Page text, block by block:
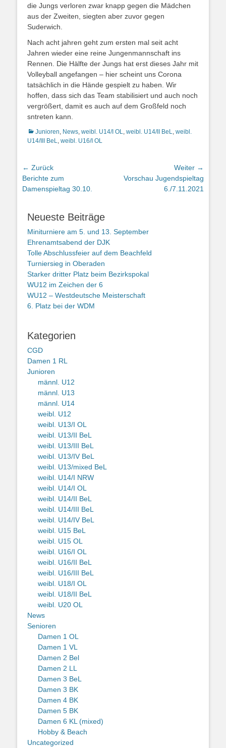
die Jungs verloren zwar knapp gegen die Mädchen
aus der Zweiten, siegten aber zuvor gegen
Suderwich.
Nach acht jahren geht zum ersten mal seit acht
Jahren wieder eine reine Jungenmannschaft ins
Rennen. Die Hälfte der Jungs hat erst dieses Jahr mit
Volleyball angefangen – hier scheint uns Corona
tatsächlich in die Hände gespielt zu haben. Wir
hoffen, dass sich das Team stabilisiert und auch noch
vergrößert, damit es auch auf dem Großfeld noch
sntreten kann.
Kategorien
Junioren News weibl. U14/I OL weibl. U14/II BeL
weibl.
U14/III BeL
weibl. U16/I OL
Beitragsnavigation
← Zurück
Vorheriger
Beitrag:
Berichte zum
Damenspieltag 30.10.
Weiter →
Nächster
Vorschau Jugendspieltag
6./7.11.2021
Neueste Beiträge
Miniturniere am 5. und 13. September
Ehrenamtsabend der DJK
Tolle Abschlussfeier auf dem Beachfeld
Turniersieg in Oberaden
Starker dritter Platz beim Bezirkspokal
WU12 im Zeichen der 6
WU12 – Westdeutsche Meisterschaft
6. Platz bei der WDM
Kategorien
CGD
Damen 1 RL
Junioren
männl. U12
männl. U13
männl. U14
weibl. U12
weibl. U13/I OL
weibl. U13/II BeL
weibl. U13/III BeL
weibl. U13/IV BeL
weibl. U13/mixed BeL
weibl. U14/I NRW
weibl. U14/I OL
weibl. U14/II BeL
weibl. U14/III BeL
weibl. U14/IV BeL
weibl. U15 BeL
weibl. U15 OL
weibl. U16/I OL
weibl. U16/II BeL
weibl. U16/III BeL
weibl. U18/I OL
weibl. U18/II BeL
weibl. U20 OL
News
Senioren
Damen 1 OL
Damen 1 VL
Damen 2 Bel
Damen 2 LL
Damen 3 BeL
Damen 3 BK
Damen 4 BK
Damen 5 BK
Damen 6 KL (mixed)
Hobby & Beach
Uncategorized